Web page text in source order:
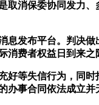
保委协同发力、
布平台。判决
费者权益日到来
失信行为，同时
事合同依法成立